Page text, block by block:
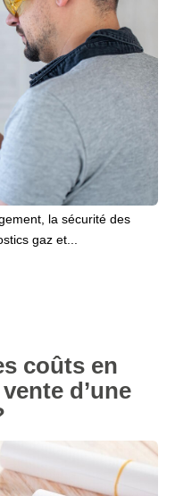
la sécurité des
gaz et...
coûts en
d’une